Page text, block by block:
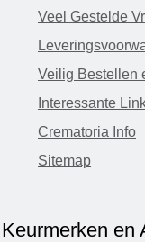
Veel Gestelde
Veilig Bestellen
Interessante
Crematoria Info
Sitemap
Keurmerken en